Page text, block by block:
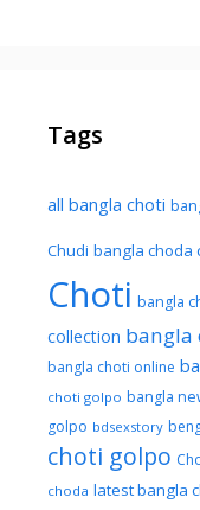
Tags
all bangla choti
Chudi bangla choda
Choti bangla
collection bangla
bangla choti online
choti golpo bangla
golpo bdsexstory
choti golpo
choda latest bangla